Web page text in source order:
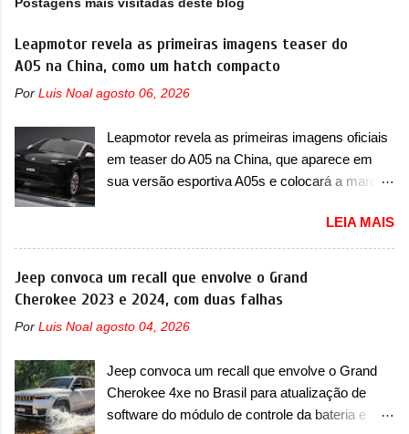
Leapmotor revela as primeiras imagens teaser do
A05 na China, como um hatch compacto
Por Luis Noal agosto 06, 2026
Leapmotor revela as primeiras imagens oficiais
em teaser do A05 na China, que aparece em
sua versão esportiva A05s e colocará a marca
apresentando uma rápida expansão na China
em termos de portfólio. Apoiada pela Stellantis,
a marca confirmou a estreia de um novo
modelo compacto à sua linha. Posicionado
primeiras imagens teaser do A05, que nas
esportiva, o A05s. Previsto para ser lançado
ainda neste ano na China, o compacto elétrico
colocará a Leapmotor para concorrer com uma
LEIA MAIS
Jeep convoca um recall que envolve o Grand
Cherokee 2023 e 2024, com duas falhas
Por Luis Noal agosto 04, 2026
Jeep convoca um recall que envolve o Grand
Cherokee 4xe no Brasil para atualização de
software do módulo de controle da bateria e